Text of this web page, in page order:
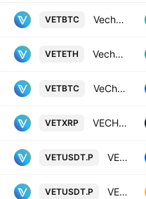
VETBTC Vechain / Bitcoin
VETETH Vechain / Ethereum
VETBTC VeChain / BTC
VETXRP VECHAIN/XRP
VETUSDT.P VECHAIN / TETHERUS PERPETUAL CONTRACT
VETUSDT.P VECHAIN/TETHERUS PERPETUAL CONTRACT